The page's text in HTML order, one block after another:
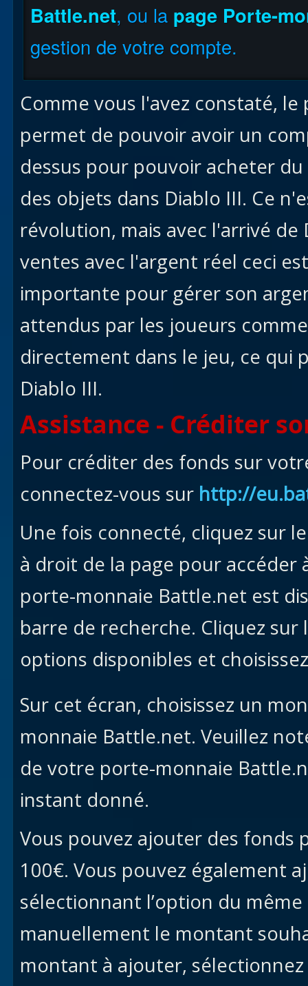
Battle.net, ou la page Porte-
gestion de votre compte.
Comme vous l'avez constaté,
permet de pouvoir avoir un
dessus pour pouvoir acheter
des objets dans Diablo III. Ce
révolution, mais avec l'arrivé
ventes avec l'argent réel ceci
importante pour gérer son
attendus par les joueurs
directement dans le jeu, ce qui
Diablo III.
Assistance - Créditer
Pour créditer des fonds sur
connectez-vous sur http://
Une fois connecté, cliquez sur
à droit de la page pour accéder
porte-monnaie Battle.net est
barre de recherche. Cliquez
options disponibles et
Sur cet écran, choisissez un
monnaie Battle.net. Veuillez
de votre porte-monnaie
instant donné.
Vous pouvez ajouter des fonds
100€. Vous pouvez également
sélectionnant l’option du
manuellement le montant
montant à ajouter, sélectionnez